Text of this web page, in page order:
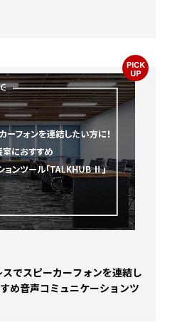
スでスピーカーフォンを連結し
め音声コミュニケーションツ